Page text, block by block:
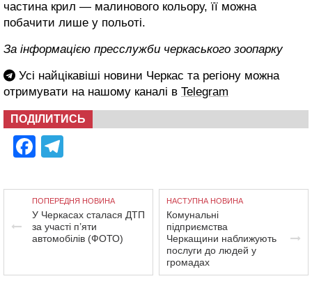
частина крил — малинового кольору, її можна
побачити лише у польоті.
За інформацією пресслужби черкаського зоопарку
Усі найцікавіші новини Черкас та регіону можна
отримувати на нашому каналі в Telegram
ПОДІЛИТИСЬ
Facebook
ПОПЕРЕДНЯ НОВИНА
У Черкасах сталася ДТП
за участі п’яти
автомобілів (ФОТО)
НАСТУПНА НОВИНА
Комунальні
підприємства
Черкащини наближують
послуги до людей у
громадах